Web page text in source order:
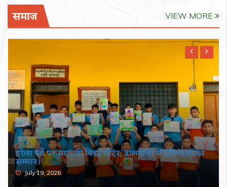
समाज VIEW MORE
हरेला पर्व पर सरस्वती विद्या मंदिर, ढालवाला में प्रतिभाओं का
सम्मान।
July 19, 2026